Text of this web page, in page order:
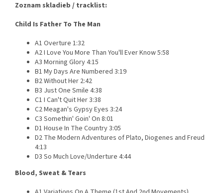
Zoznam skladieb / tracklist:
Child Is Father To The Man
A1 Overture 1:32
A2 I Love You More Than You'll Ever Know 5:58
A3 Morning Glory 4:15
B1 My Days Are Numbered 3:19
B2 Without Her 2:42
B3 Just One Smile 4:38
C1 I Can't Quit Her 3:38
C2 Meagan's Gypsy Eyes 3:24
C3 Somethin' Goin' On 8:01
D1 House In The Country 3:05
D2 The Modern Adventures of Plato, Diogenes and Freud
4:13
D3 So Much Love/Underture 4:44
Blood, Sweat & Tears